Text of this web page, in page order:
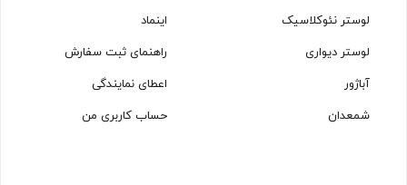
لوستر نئوکلاسیک
لوستر دیواری
آباژور
شمعدان
اینماد
راهنمای ثبت سفارش
اعطای نمایندگی
حساب کاربری من